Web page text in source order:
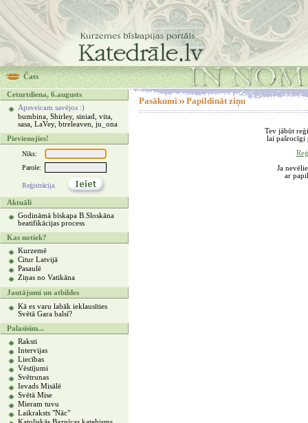
Čats
Ceturtdiena, 6.augusts
Apsveicam savējos :)
bumbina, Shirley, siniad, vita,
sasa, LaVey, btreleaven, ju_ona
Pievienojies!
Niks:
Parole:
Reģistrācija
Aktuāli
Godināmā bīskapa B.Sloskāna
beatifikācijas process
Kas notiek?
Kurzemē
Citur Latvijā
Pasaulē
Ziņas no Vatikāna
Jautājumi un atbildes
Kā es varu labāk ieklausīties
Svētā Gara balsī?
Palasīsim...
Raksti
Intervijas
Liecības
Vēstījumi
Svētrunas
Ievads Misālē
Svētā Mise
Mieram tuvu
Laikraksts "Nāc"
Pasākumi Papildināt ziņu
Tev jābūt
lai pašrocīgi
Ja
ar